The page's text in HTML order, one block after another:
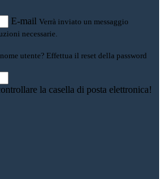
E-mail Verrà inviato un messaggio
necessarie.
utente? Effettua il reset della password
la casella di posta elettronica!